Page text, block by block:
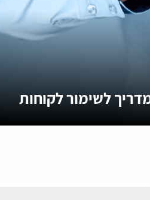
לשימור לקוחות